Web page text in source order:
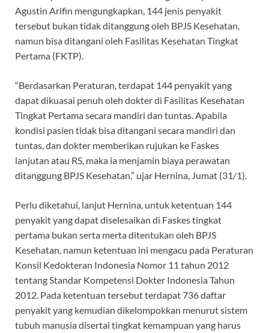
Agustin Arifin mengungkapkan, 144 jenis penyakit
tersebut bukan tidak ditanggung oleh BPJS Kesehatan,
namun bisa ditangani oleh Fasilitas Kesehatan Tingkat
Pertama (FKTP).
“Berdasarkan Peraturan, terdapat 144 penyakit yang
dapat dikuasai penuh oleh dokter di Fasilitas Kesehatan
Tingkat Pertama secara mandiri dan tuntas. Apabila
kondisi pasien tidak bisa ditangani secara mandiri dan
tuntas, dan dokter memberikan rujukan ke Faskes
lanjutan atau RS, maka ia menjamin biaya perawatan
ditanggung BPJS Kesehatan,” ujar Hernina, Jumat (31/1).
Perlu diketahui, lanjut Hernina, untuk ketentuan 144
penyakit yang dapat diselesaikan di Faskes tingkat
pertama bukan serta merta ditentukan oleh BPJS
Kesehatan, namun ketentuan ini mengacu pada Peraturan
Konsil Kedokteran Indonesia Nomor 11 tahun 2012
tentang Standar Kompetensi Dokter Indonesia Tahun
2012. Pada ketentuan tersebut terdapat 736 daftar
penyakit yang kemudian dikelompokkan menurut sistem
tubuh manusia disertai tingkat kemampuan yang harus